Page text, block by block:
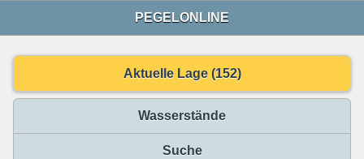
PEGELONLINE
Aktuelle Lage (152)
Wasserstände
Suche